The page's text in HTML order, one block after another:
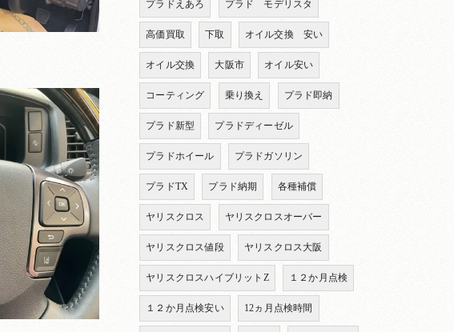
プラドえあろ プラド モデリスタ
高価買取 下取 オイル交換 安い
オイル交換 大阪市 オイル安い
コーティング 乗り換え プラド即納
プラド新型 プラドディーゼル
プラドホイール プラドガソリン
プラドTX プラド納期 各種補償
ヤリスクロス ヤリスクロスオーバー
ヤリスクロス値段 ヤリスクロス大阪
ヤリスクロスハイブリットZ １２か月点検
１２か月点検安い 12ヵ月点検時間